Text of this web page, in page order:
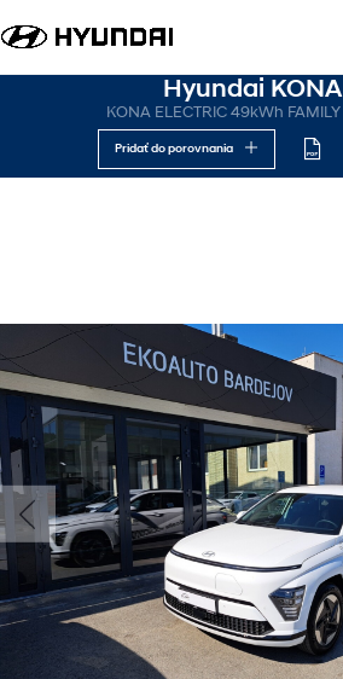
Hyundai KONA
KONA ELECTRIC 49kWh FAMILY
Pridať do porovnania